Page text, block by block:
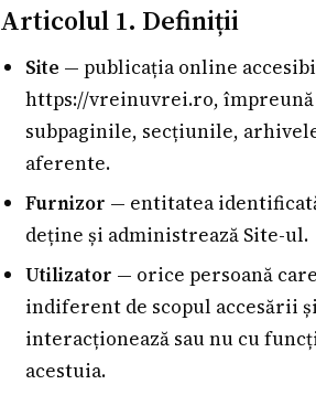
Articolul 1. Definiții
Site — publicația online
https://vreinuvrei.ro, împreună
subpaginile, secțiunile,
aferente.
Furnizor — entitatea
deține și administrează Site-ul.
Utilizator — orice persoană
indiferent de scopul accesării
interacționează sau nu cu
acestuia.